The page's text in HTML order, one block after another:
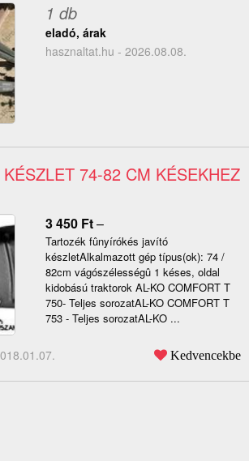
1 db
eladó, árak
hasznaltat.hu - 2026.08.08.
74-82 CM KÉSEKHEZ
3 450 Ft–
Tartozék fûnyírókés javító
készletAlkalmazott gép típus(ok): 74 /
82cm vágószélességû 1 késes, oldal
kidobású traktorok AL-KO COMFORT T
750- Teljes sorozatAL-KO COMFORT T
753 - Teljes sorozatAL-KO ...
Kedvencekbe